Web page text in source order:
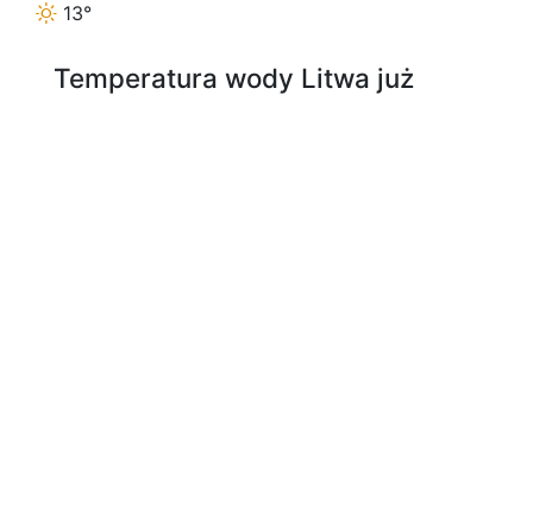
13°
Temperatura wody Litwa już